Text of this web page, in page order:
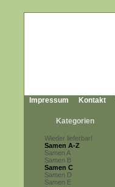
Impressum Kontakt
Kategorien
Wieder lieferbar!
Samen A-Z
Samen A
Samen B
Samen C
Samen D
Samen E